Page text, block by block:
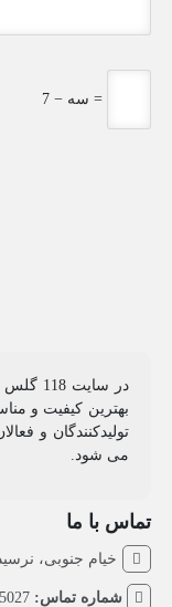
7 − سه =
در سایت
بهترین کیفیت و
تولیدکنندگان و
می شود.
تماس با ما
خیام جنوبی، نرسیده به
شماره تماس: